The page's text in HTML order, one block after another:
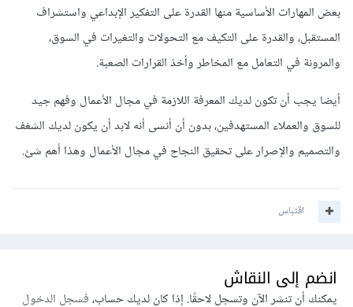
بعض المهارات الأساسية منها القدرة على التفكير الإبداعي واستشراف
المستقبل، والقدرة على التكيف مع التحولات والتغيرات في السوق،
والمرونة في التعامل مع المخاطر وأخذ القرارات الصعبة.
أيضا يجب أن تكون لديك المعرفة اللازمة في مجال الأعمال وفهم جيد
للسوق والعملاء المستهدفين، بدون أن أنسى أنه لابد أن يكون لديك الشغف
والتصميم والإصرار على تحقيق النجاح في مجال الأعمال وهذا أهم شئ.
اقتباس
انضم إلى النقاش
يمكنك أن تنشر الآن وتسجل لاحقًا. إذا كان لديك حساب،فسجل الدخول